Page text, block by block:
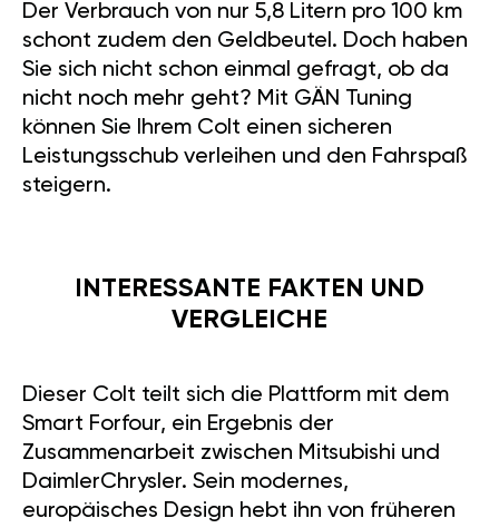
Der Verbrauch von nur 5,8 Litern pro 100 km
schont zudem den Geldbeutel. Doch haben
Sie sich nicht schon einmal gefragt, ob da
nicht noch mehr geht? Mit GÄN Tuning
können Sie Ihrem Colt einen sicheren
Leistungsschub verleihen und den Fahrspaß
steigern.
INTERESSANTE FAKTEN UND
VERGLEICHE
Dieser Colt teilt sich die Plattform mit dem
Smart Forfour, ein Ergebnis der
Zusammenarbeit zwischen Mitsubishi und
DaimlerChrysler. Sein modernes,
europäisches Design hebt ihn von früheren